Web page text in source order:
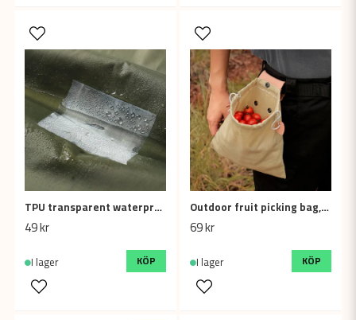
TPU transparent waterproof repair patch (10pcs)
49 kr
I lager KÖP
Outdoor fruit picking bag, waist hanging tool belt bag (Khaki)
69 kr
I lager KÖP